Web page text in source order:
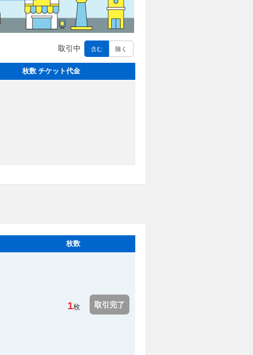
取引中 含む 除く
枚数 チケット代金
枚数
1枚 取引完了